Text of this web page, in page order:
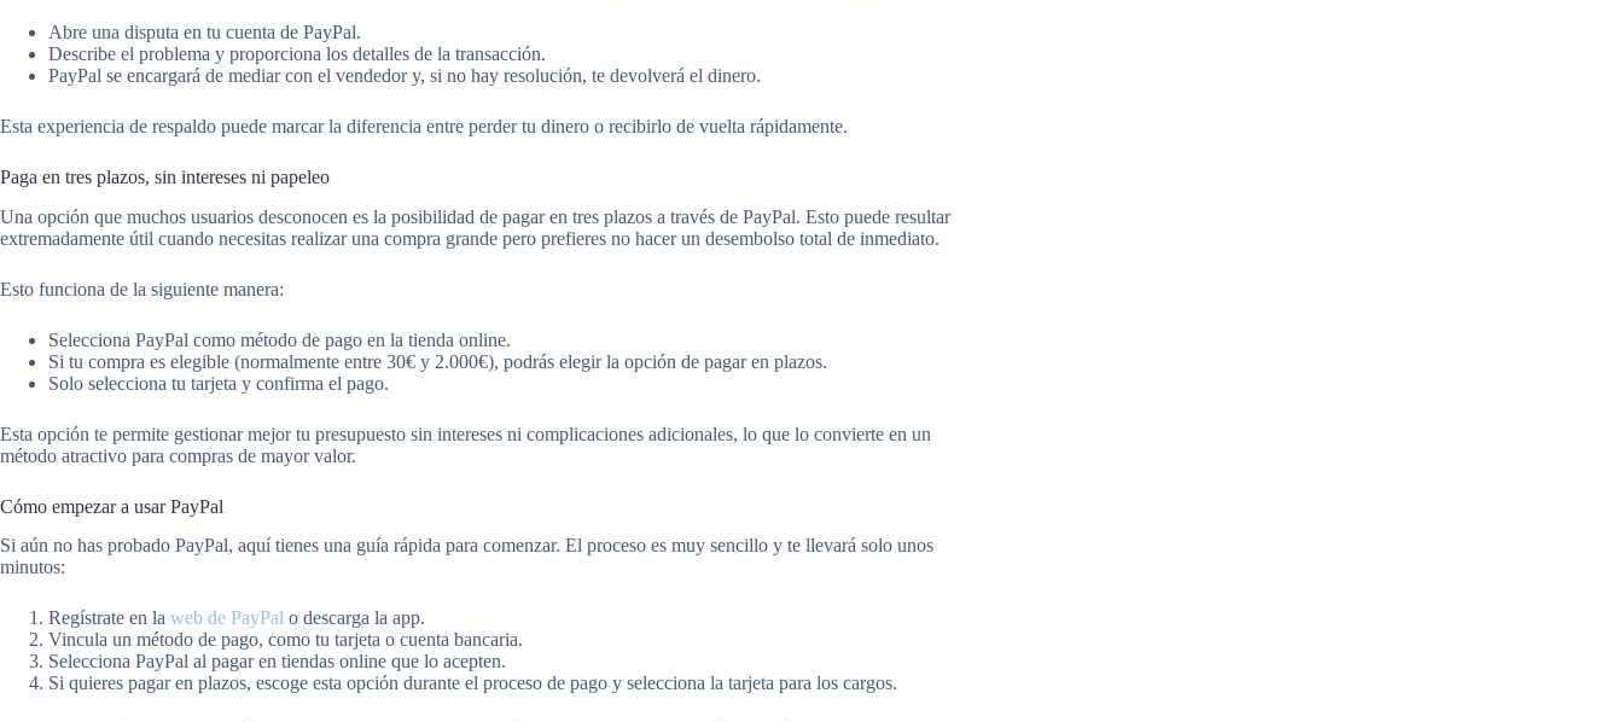
Abre una disputa en tu cuenta de PayPal.
Describe el problema y proporciona los detalles de la transacción.
PayPal se encargará de mediar con el vendedor y, si no hay resolución, te devolverá el dinero.
Esta experiencia de respaldo puede marcar la diferencia entre perder tu dinero o recibirlo de vuelta rápidamente.
Paga en tres plazos, sin intereses ni papeleo
Una opción que muchos usuarios desconocen es la posibilidad de pagar en tres plazos a través de PayPal. Esto puede resultar
extremadamente útil cuando necesitas realizar una compra grande pero prefieres no hacer un desembolso total de inmediato.
Esto funciona de la siguiente manera:
Selecciona PayPal como método de pago en la tienda online.
Si tu compra es elegible (normalmente entre 30€ y 2.000€), podrás elegir la opción de pagar en plazos.
Solo selecciona tu tarjeta y confirma el pago.
Esta opción te permite gestionar mejor tu presupuesto sin intereses ni complicaciones adicionales, lo que lo convierte en un
método atractivo para compras de mayor valor.
Cómo empezar a usar PayPal
Si aún no has probado PayPal, aquí tienes una guía rápida para comenzar. El proceso es muy sencillo y te llevará solo unos
minutos:
Regístrate en la web de PayPal o descarga la app.
Vincula un método de pago, como tu tarjeta o cuenta bancaria.
Selecciona PayPal al pagar en tiendas online que lo acepten.
Si quieres pagar en plazos, escoge esta opción durante el proceso de pago y selecciona la tarjeta para los cargos.